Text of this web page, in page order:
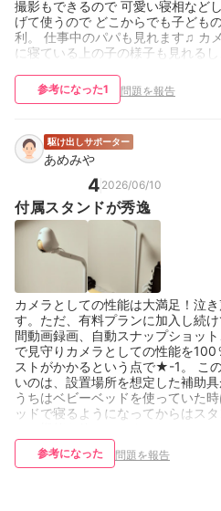
撮影もできるので 可愛い寝相など
げて使うので どこからでも子ども
利。 仕事中のパパも見れます♫ カ
に寝ている上の子の様子も見れる
参考になった1 問題を報告
駆け出しサポーター
あめみや
4 2026/06/10
付属スタンドが秀逸
カメラとしての性能は大満足！泣
す。ただ、有料プランに加入し続
間動画録画、自動スナップショッ
で見守りカメラとしての性能を
ストがかかるという点で★-1。 こ
いのは、設置場所を想定した補助
うちはベビーベッドを使っていた
ッドで寝るようになってからはス
参考になった 問題を報告